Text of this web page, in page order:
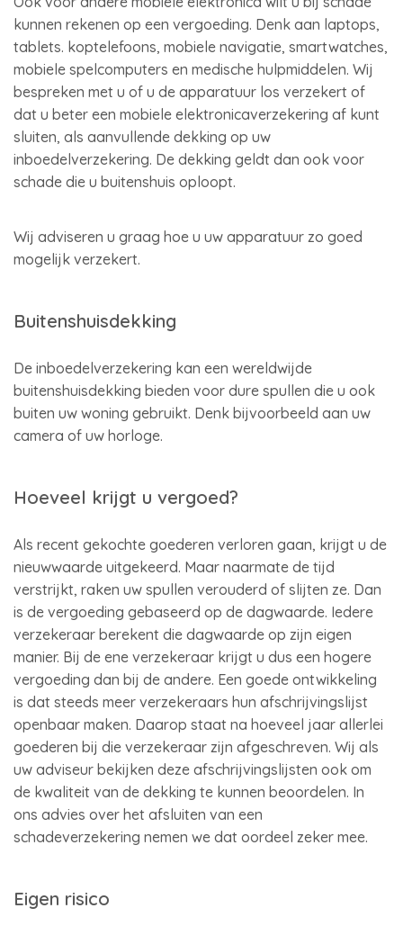
kunnen rekenen op een vergoeding. Denk aan laptops,
tablets. koptelefoons, mobiele navigatie, smartwatches,
mobiele spelcomputers en medische hulpmiddelen. Wij
bespreken met u of u de apparatuur los verzekert of
dat u beter een mobiele elektronicaverzekering af kunt
sluiten, als aanvullende dekking op uw
inboedelverzekering. De dekking geldt dan ook voor
schade die u buitenshuis oploopt.
Wij adviseren u graag hoe u uw apparatuur zo goed
mogelijk verzekert.
Buitenshuisdekking
De inboedelverzekering kan een wereldwijde
buitenshuisdekking bieden voor dure spullen die u ook
buiten uw woning gebruikt. Denk bijvoorbeeld aan uw
camera of uw horloge.
Hoeveel krijgt u vergoed?
Als recent gekochte goederen verloren gaan, krijgt u de
nieuwwaarde uitgekeerd. Maar naarmate de tijd
verstrijkt, raken uw spullen verouderd of slijten ze. Dan
is de vergoeding gebaseerd op de dagwaarde. Iedere
verzekeraar berekent die dagwaarde op zijn eigen
manier. Bij de ene verzekeraar krijgt u dus een hogere
vergoeding dan bij de andere. Een goede ontwikkeling
is dat steeds meer verzekeraars hun afschrijvingslijst
openbaar maken. Daarop staat na hoeveel jaar allerlei
goederen bij die verzekeraar zijn afgeschreven. Wij als
uw adviseur bekijken deze afschrijvingslijsten ook om
de kwaliteit van de dekking te kunnen beoordelen. In
ons advies over het afsluiten van een
schadeverzekering nemen we dat oordeel zeker mee.
Eigen risico